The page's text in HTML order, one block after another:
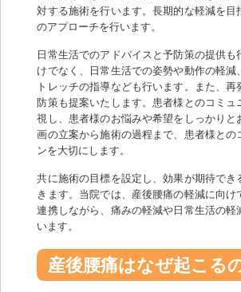
対する施術を行います。長期的な軽減を目
のアプローチを行います。
日常生活でのアドバイスと予防策の提供も
けでなく、日常生活での姿勢や動作の軽減
トレッチの指導なども行います。また、
防策も提案いたします。患者様とのコミュ
視し、患者様のお悩みや希望をしっかりと
画の立案から施術の過程まで、患者様との
ンを大切にします。
共に施術の目標を設定し、効果が期待でき
きます。当院では、産後腰痛の軽減に向け
連携しながら、痛みの軽減や日常生活の軽
います。
産後腰痛はなぜ起こる